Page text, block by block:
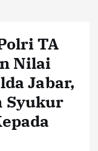
TA
Nilai
Jabar,
Syukur